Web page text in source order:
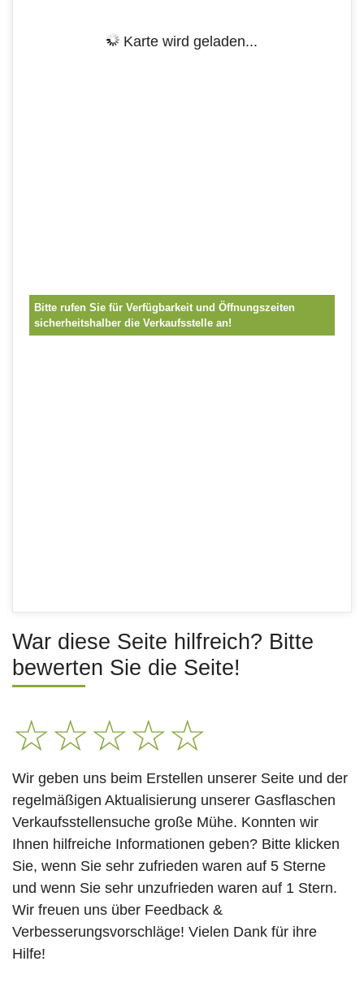
Karte wird geladen...
Bitte rufen Sie für Verfügbarkeit und Öffnungszeiten
sicherheitshalber die Verkaufsstelle an!
War diese Seite hilfreich? Bitte
bewerten Sie die Seite!
☆☆☆☆☆
Wir geben uns beim Erstellen unserer Seite und der
regelmäßigen Aktualisierung unserer Gasflaschen
Verkaufsstellensuche große Mühe. Konnten wir
Ihnen hilfreiche Informationen geben? Bitte klicken
Sie, wenn Sie sehr zufrieden waren auf 5 Sterne
und wenn Sie sehr unzufrieden waren auf 1 Stern.
Wir freuen uns über Feedback &
Verbesserungsvorschläge! Vielen Dank für ihre
Hilfe!